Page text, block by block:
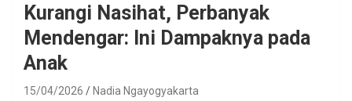
Kurangi Nasihat, Perbanyak
Mendengar: Ini Dampaknya pada
Anak
15/04/2026 Nadia Ngayogyakarta